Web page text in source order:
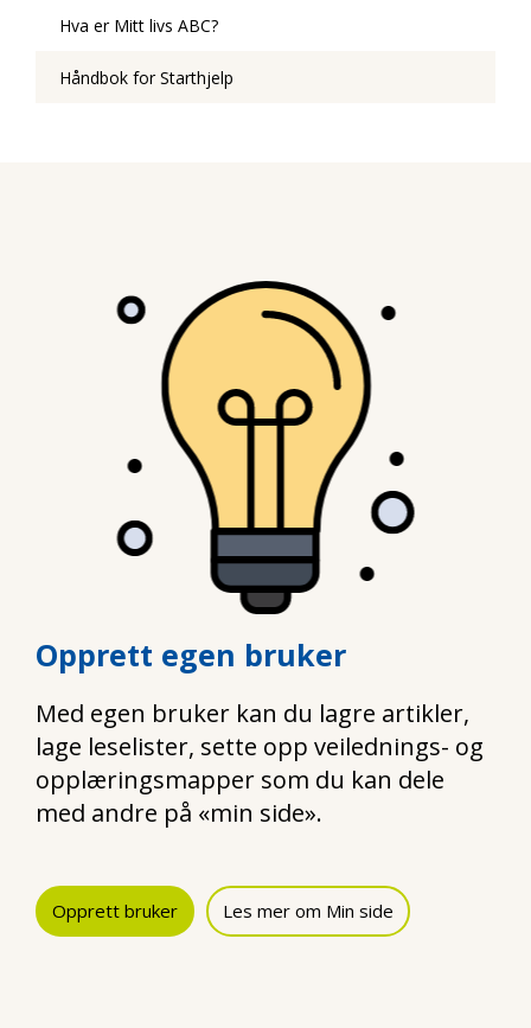
Hva er Mitt livs ABC?
Håndbok for Starthjelp
Opprett egen bruker
Med egen bruker kan du lagre artikler,
lage leselister, sette opp veilednings- og
opplæringsmapper som du kan dele
med andre på «min side».
Opprett bruker Les mer om Min side